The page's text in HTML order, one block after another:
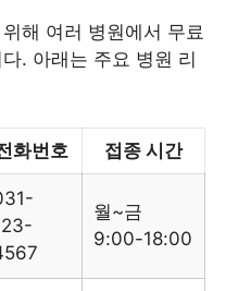
해 여러 병원에서 무료
. 아래는 주요 병원 리
화번호 접종 시간
월~금
9:00-18:00